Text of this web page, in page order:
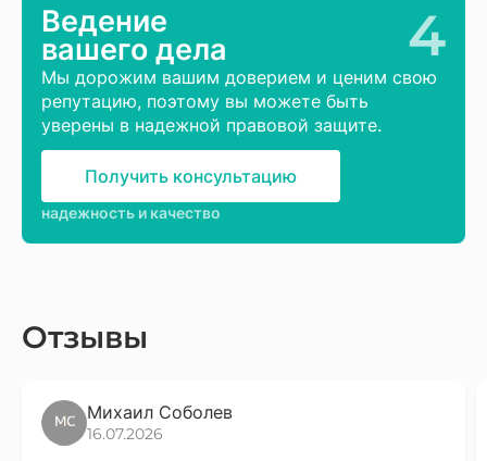
Ведение
вашего дела
4
Мы дорожим вашим доверием и ценим свою
репутацию, поэтому вы можете быть
уверены в надежной правовой защите.
Получить консультацию
надежность и качество
Отзывы
Михаил Соболев
16.07.2026